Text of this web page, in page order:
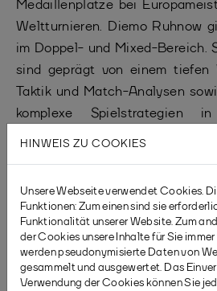
Medaillenplätze bei
Weltturnieren. Diemo Ruhnow
im Doppel- und Mixed-Bereich.
sind geprägt von einem tiefen
Taktik und Match-Analysen
komplexe Spielstrategien
Hier geht es zur
international- “Dein
Spieler*innenworkshop am
Mülheim!(sollte der
automatisch abgezogen
HINWEIS ZU COOKIES
Unsere Webseite verwendet Cookies.
Funktionen: Zum einen sind sie
Funktionalität unserer Website. Zum
der Cookies unsere Inhalte für Sie
werden pseudonymisierte Daten von
gesammelt und ausgewertet. Das
Verwendung der Cookies können Sie